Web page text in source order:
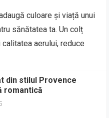
culoare și viață unui
sănătatea ta. Un colț
aerului, reduce
din stilul Provence
romantică